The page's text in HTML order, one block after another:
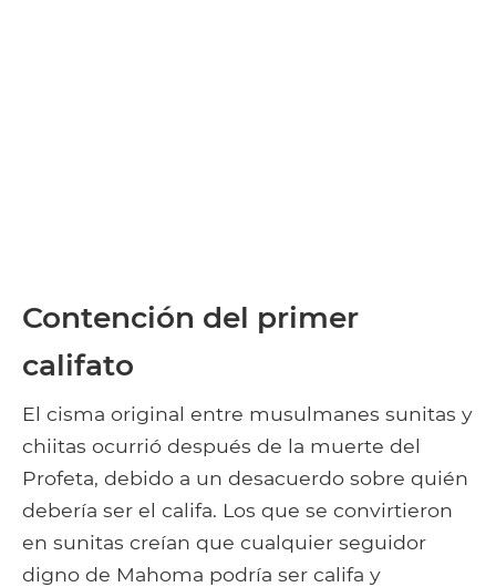
Contención del primer
califato
El cisma original entre musulmanes sunitas y
chiitas ocurrió después de la muerte del
Profeta, debido a un desacuerdo sobre quién
debería ser el califa. Los que se convirtieron
en sunitas creían que cualquier seguidor
digno de Mahoma podría ser califa y